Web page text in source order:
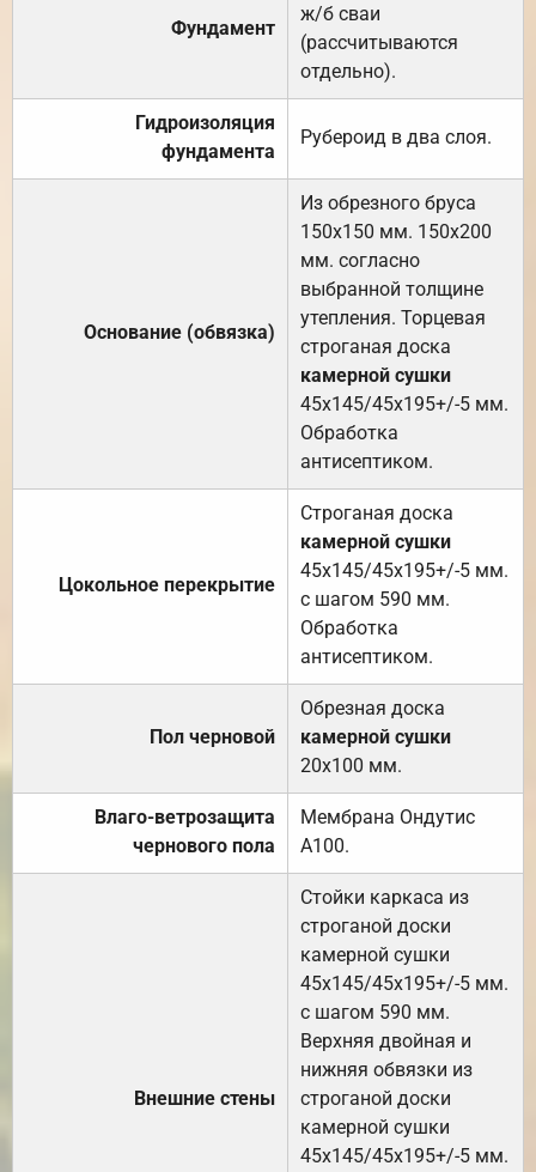
Фундамент
ж/б сваи
(рассчитываются
отдельно).
Гидроизоляция
фундамента
Рубероид в два слоя.
Основание (обвязка)
Из обрезного бруса
150х150 мм. 150х200
мм. согласно
выбранной толщине
утепления. Торцевая
строганая доска
камерной сушки
45х145/45х195+/-5 мм.
Обработка
антисептиком.
Цокольное перекрытие
Строганая доска
камерной сушки
45х145/45х195+/-5 мм.
с шагом 590 мм.
Обработка
антисептиком.
Пол черновой
Обрезная доска
камерной сушки
20х100 мм.
Влаго-ветрозащита
чернового пола
Мембрана Ондутис
А100.
Внешние стены
Стойки каркаса из
строганой доски
камерной сушки
45х145/45х195+/-5 мм.
с шагом 590 мм.
Верхняя двойная и
нижняя обвязки из
строганой доски
камерной сушки
45х145/45х195+/-5 мм.